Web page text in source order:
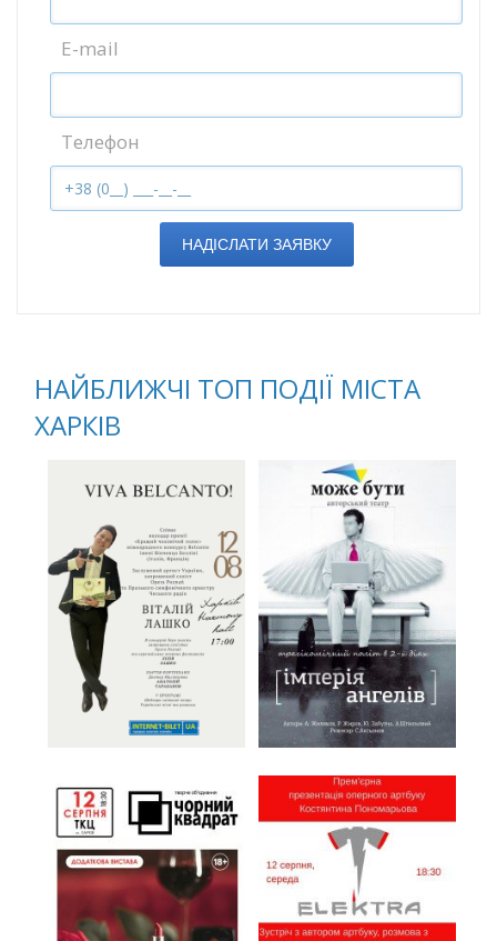
E-mail
Телефон
НАДІСЛАТИ ЗАЯВКУ
НАЙБЛИЖЧІ ТОП ПОДІЇ МІСТА
ХАРКІВ